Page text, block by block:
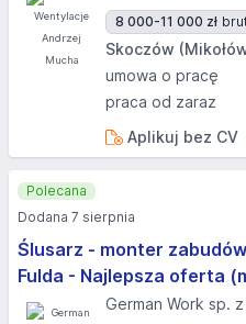
8 000-11 000 zł
Skoczów
umowa o pracę
praca od zaraz
Aplikuj bez CV
Ślusarz - monter
Fulda - Najlepsza oferta
German Work sp.
Polecana
Dodana 7 sierpnia